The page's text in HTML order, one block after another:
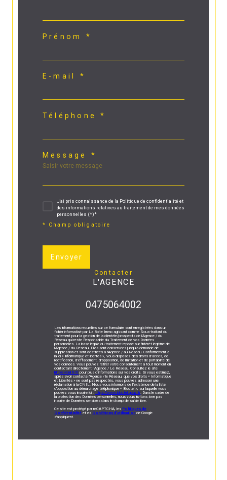
Prénom *
E-mail *
Téléphone *
Message *
J'ai pris connaissance de la Politique de confidentialité et
des informations relatives au traitement de mes données
personnelles (*)*
* Champ obligatoire
Envoyer
contacter
L'AGENCE
0475064002
Les informations recueillies sur ce formulaire sont enregistrées dans un
fichier informatisé par La Boite Immo agissant comme Sous-traitant du
traitement pour la gestion de la clientèle/prospects de l'Agence / du
Réseau qui reste Responsable du Traitement de vos Données
personnelles. La base légale du traitement repose sur l'intérêt légitime de
l'Agence / du Réseau. Elles sont conservées jusqu'à demande de
suppression et sont destinées à l'Agence / au Réseau. Conformément à
la loi « informatique et libertés », vous disposez des droits d’accès, de
rectification, d’effacement, d’opposition, de limitation et de portabilité de
vos données. Vous pouvez retirer votre consentement à tout moment en
contactant directement l’Agence / Le Réseau. Consultez le site
https://cnil.fr/fr pour plus d’informations sur vos droits. Si vous estimez,
après avoir contacté l'Agence / le Réseau, que vos droits « Informatique
et Libertés » ne sont pas respectés, vous pouvez adresser une
réclamation à la CNIL. Nous vous informons de l’existence de la liste
d'opposition au démarchage téléphonique « Bloctel », sur laquelle vous
pouvez vous inscrire ici :https://www.bloctel.gouv.fr. Dans le cadre de
la protection des Données personnelles, nous vous invitons à ne pas
inscrire de Données sensibles dans le champ de saisie libre.
Ce site est protégé par reCAPTCHA, les Politiques de
Confidentialité et es Conditions d'utilisation de Google
s'appliquent.